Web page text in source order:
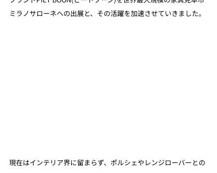
ミラノサローネへの出展と、その活躍を加速させていきました。
現在はインテリア界に留まらず、ポルシェやレンジローバーとの